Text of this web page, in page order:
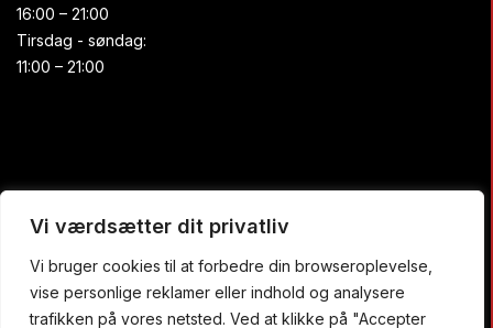
Vi værdsætter dit privatliv
Vi bruger cookies til at forbedre din browseroplevelse,
vise personlige reklamer eller indhold og analysere
trafikken på vores netsted. Ved at klikke på "Accepter
16:00 – 21:00
Tirsdag - søndag:
11:00 – 21:00
Praktisk
Forside
Buffet